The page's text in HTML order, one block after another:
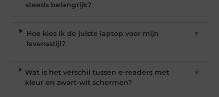
steeds belangrijk?
Hoe kies ik de juiste laptop voor mijn
levensstijl?
▼
Wat is het verschil tussen e-readers met
kleur en zwart-wit schermen?
▼